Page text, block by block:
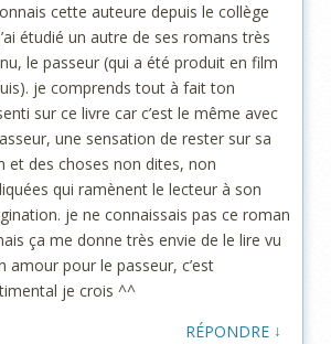
cette auteure depuis le collège
étudié un autre de ses romans très
le passeur (qui a été produit en film
je comprends tout à fait ton
sur ce livre car c’est le même avec
une sensation de rester sur sa
et des choses non dites, non
qui ramènent le lecteur à son
je ne connaissais pas ce roman
ça me donne très envie de le lire vu
amour pour le passeur, c’est
je crois ^^
RÉPONDRE ↓